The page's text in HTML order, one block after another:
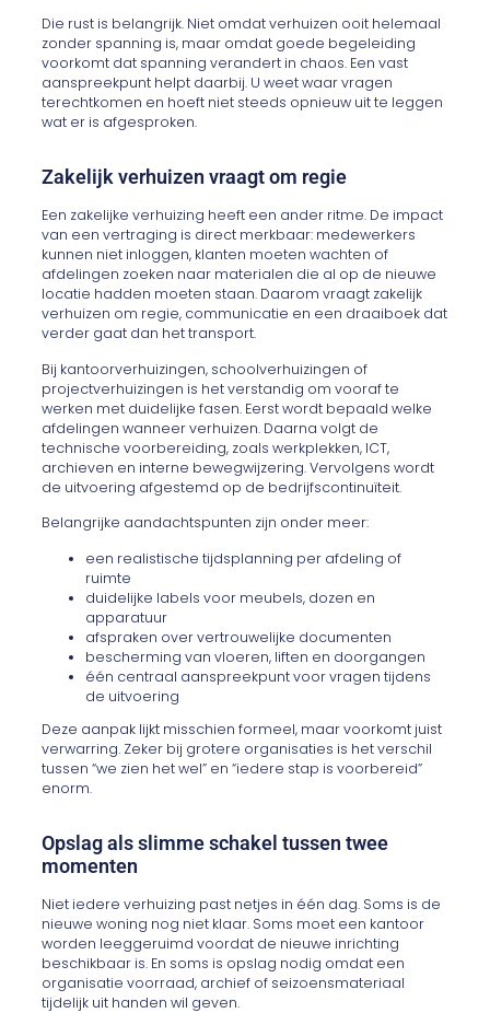
Die rust is belangrijk. Niet omdat verhuizen ooit helemaal
zonder spanning is, maar omdat goede begeleiding
voorkomt dat spanning verandert in chaos. Een vast
aanspreekpunt helpt daarbij. U weet waar vragen
terechtkomen en hoeft niet steeds opnieuw uit te leggen
wat er is afgesproken.
Zakelijk verhuizen vraagt om regie
Een zakelijke verhuizing heeft een ander ritme. De impact
van een vertraging is direct merkbaar: medewerkers
kunnen niet inloggen, klanten moeten wachten of
afdelingen zoeken naar materialen die al op de nieuwe
locatie hadden moeten staan. Daarom vraagt zakelijk
verhuizen om regie, communicatie en een draaiboek dat
verder gaat dan het transport.
Bij kantoorverhuizingen, schoolverhuizingen of
projectverhuizingen is het verstandig om vooraf te
werken met duidelijke fasen. Eerst wordt bepaald welke
afdelingen wanneer verhuizen. Daarna volgt de
technische voorbereiding, zoals werkplekken, ICT,
archieven en interne bewegwijzering. Vervolgens wordt
de uitvoering afgestemd op de bedrijfscontinuïteit.
Belangrijke aandachtspunten zijn onder meer:
een realistische tijdsplanning per afdeling of
ruimte
duidelijke labels voor meubels, dozen en
apparatuur
afspraken over vertrouwelijke documenten
bescherming van vloeren, liften en doorgangen
één centraal aanspreekpunt voor vragen tijdens
de uitvoering
Deze aanpak lijkt misschien formeel, maar voorkomt juist
verwarring. Zeker bij grotere organisaties is het verschil
tussen “we zien het wel” en “iedere stap is voorbereid”
enorm.
Opslag als slimme schakel tussen twee
momenten
Niet iedere verhuizing past netjes in één dag. Soms is de
nieuwe woning nog niet klaar. Soms moet een kantoor
worden leeggeruimd voordat de nieuwe inrichting
beschikbaar is. En soms is opslag nodig omdat een
organisatie voorraad, archief of seizoensmateriaal
tijdelijk uit handen wil geven.